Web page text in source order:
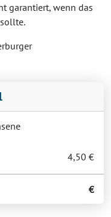
garantiert, wenn das
4,50 €
€